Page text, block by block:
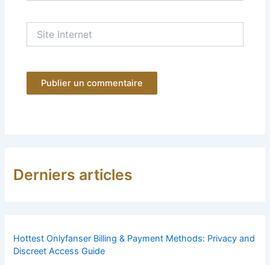
Internet
Derniers articles
Hottest Onlyfanser Billing & Payment Methods: Privacy and
Discreet Access Guide